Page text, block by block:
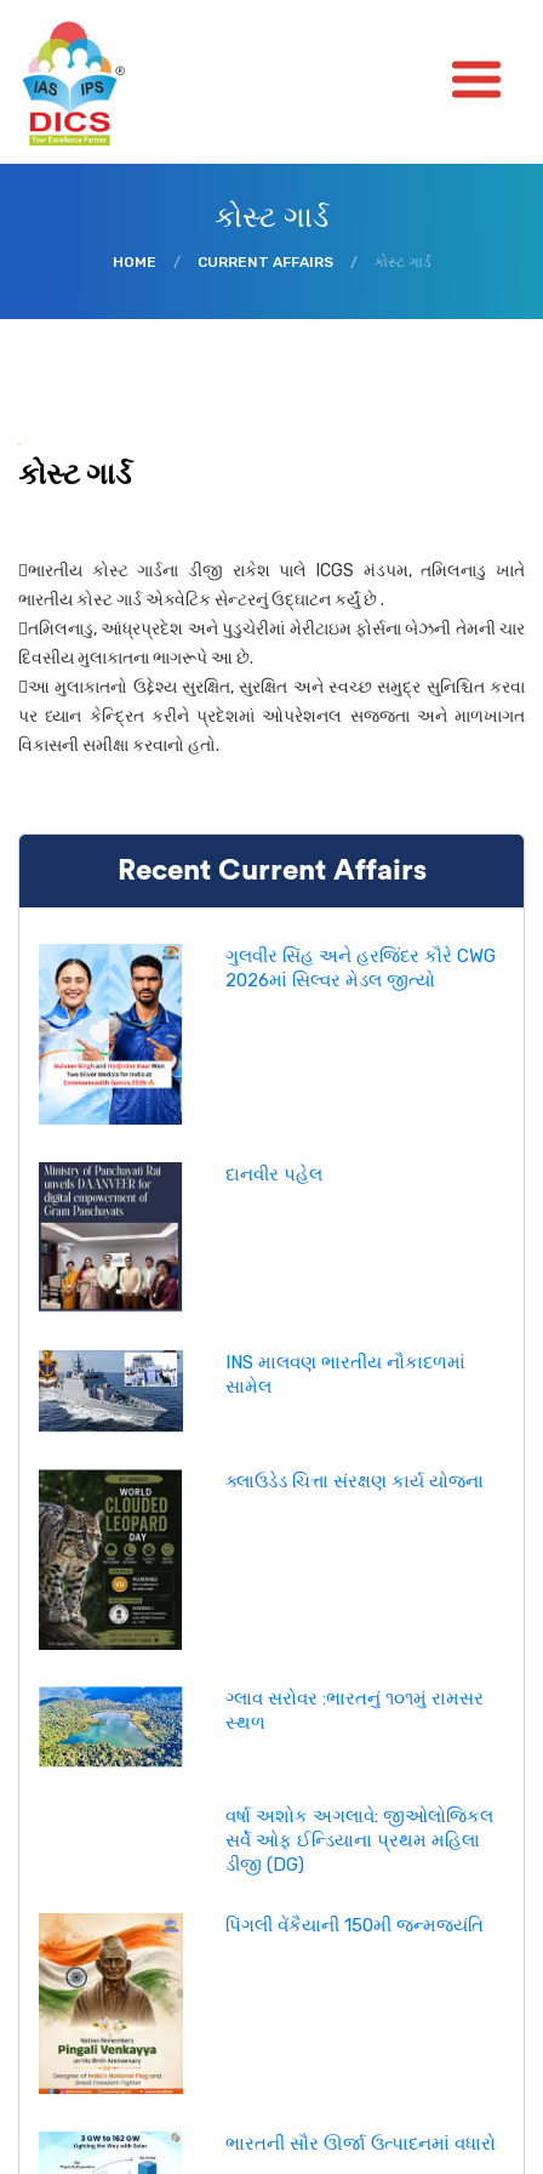
કોસ્ટ ગાર્ડ
HOME / CURRENT AFFAIRS / કોસ્ટ ગાર્ડ
કોસ્ટ ગાર્ડ
ભારતીય કોસ્ટ ગાર્ડના ડીજી રાકેશ પાલે ICGS મંડપમ, તમિલનાડુ ખાતે
ભારતીય કોસ્ટ ગાર્ડ એક્વેટિક સેન્ટરનું ઉદ્ઘાટન કર્યું છે .
તમિલનાડુ, આંધ્રપ્રદેશ અને પુડુચેરીમાં મેરીટાઇમ ફોર્સના બેઝની તેમની ચાર
દિવસીય મુલાકાતના ભાગરૂપે આ છે.
આ મુલાકાતનો ઉદ્દેશ્ય સુરક્ષિત, સુરક્ષિત અને સ્વચ્છ સમુદ્ર સુનિશ્ચિત કરવા
પર ધ્યાન કેન્દ્રિત કરીને પ્રદેશમાં ઓપરેશનલ સજ્જતા અને માળખાગત
વિકાસની સમીક્ષા કરવાનો હતો.
Recent Current Affairs
ગુલવીર સિંહ અને હરજિંદર કૌરે CWG
2026માં સિલ્વર મેડલ જીત્યો
દાનવીર પહેલ
INS માલવણ ભારતીય નૌકાદળમાં
સામેલ
ક્લાઉડેડ ચિત્તા સંરક્ષણ કાર્ય યોજના
ગ્લાવ સરોવર :ભારતનું ૧૦૧મું રામસર
સ્થળ
વર્ષા અશોક અગલાવે: જીઓલોજિકલ
સર્વે ઓફ ઈન્ડિયાના પ્રથમ મહિલા
ડીજી (DG)
પિંગલી વેંકૈયાની 150મી જન્મજયંતિ
ભારતની સૌર ઊર્જા ઉત્પાદનમાં વધારો